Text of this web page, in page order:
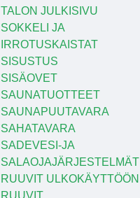
TALON JULKISIVU
SOKKELI JA
IRROTUSKAISTAT
SISUSTUS
SISÄOVET
SAUNATUOTTEET
SAUNAPUUTAVARA
SAHATAVARA
SADEVESI-JA
SALAOJAJÄRJESTELMÄT
RUUVIT ULKOKÄYTTÖÖN
RUUVIT